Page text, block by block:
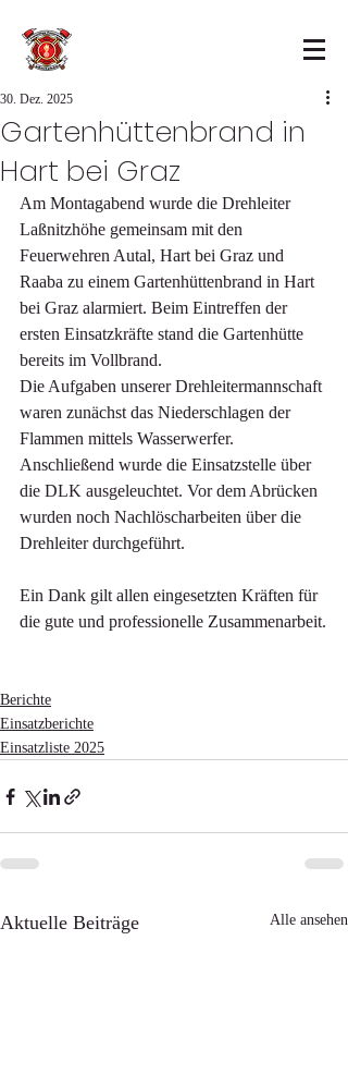
Gartenhüttenbrand in
Hart bei Graz
30. Dez. 2025
Am Montagabend wurde die Drehleiter
Laßnitzhöhe gemeinsam mit den
Feuerwehren Autal, Hart bei Graz und
Raaba zu einem Gartenhüttenbrand in Hart
bei Graz alarmiert. Beim Eintreffen der
ersten Einsatzkräfte stand die Gartenhütte
bereits im Vollbrand.
Die Aufgaben unserer Drehleitermannschaft
waren zunächst das Niederschlagen der
Flammen mittels Wasserwerfer.
Anschließend wurde die Einsatzstelle über
die DLK ausgeleuchtet. Vor dem Abrücken
wurden noch Nachlöscharbeiten über die
Drehleiter durchgeführt.
Ein Dank gilt allen eingesetzten Kräften für
die gute und professionelle Zusammenarbeit.
Berichte
Einsatzberichte
Einsatzliste 2025
Aktuelle Beiträge Alle ansehen